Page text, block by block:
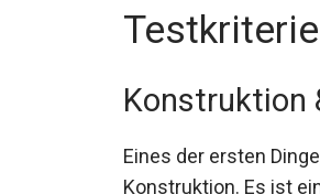
Konstruktion
Eines der ersten
Konstruktion. Es ist